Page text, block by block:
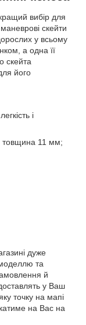
вибір для
маневрові скейти
у всьому
а одна її
скейта
його
і
товщина 11 мм;
дуже
та
й
у Ваш
точку на мапі
на Вас на